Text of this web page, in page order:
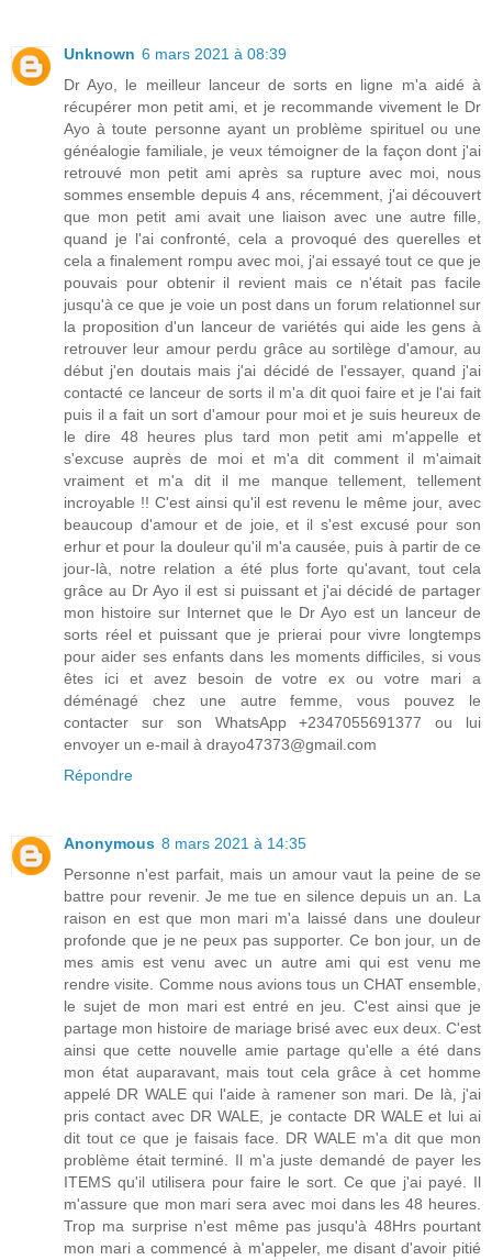
Unknown 6 mars 2021 à 08:39
Dr Ayo, le meilleur lanceur de sorts en ligne m'a aidé à
récupérer mon petit ami, et je recommande vivement le Dr
Ayo à toute personne ayant un problème spirituel ou une
généalogie familiale, je veux témoigner de la façon dont j'ai
retrouvé mon petit ami après sa rupture avec moi, nous
sommes ensemble depuis 4 ans, récemment, j'ai découvert
que mon petit ami avait une liaison avec une autre fille,
quand je l'ai confronté, cela a provoqué des querelles et
cela a finalement rompu avec moi, j'ai essayé tout ce que je
pouvais pour obtenir il revient mais ce n'était pas facile
jusqu'à ce que je voie un post dans un forum relationnel sur
la proposition d'un lanceur de variétés qui aide les gens à
retrouver leur amour perdu grâce au sortilège d'amour, au
début j'en doutais mais j'ai décidé de l'essayer, quand j'ai
contacté ce lanceur de sorts il m'a dit quoi faire et je l'ai fait
puis il a fait un sort d'amour pour moi et je suis heureux de
le dire 48 heures plus tard mon petit ami m'appelle et
s'excuse auprès de moi et m'a dit comment il m'aimait
vraiment et m'a dit il me manque tellement, tellement
incroyable !! C'est ainsi qu'il est revenu le même jour, avec
beaucoup d'amour et de joie, et il s'est excusé pour son
erhur et pour la douleur qu'il m'a causée, puis à partir de ce
jour-là, notre relation a été plus forte qu'avant, tout cela
grâce au Dr Ayo il est si puissant et j'ai décidé de partager
mon histoire sur Internet que le Dr Ayo est un lanceur de
sorts réel et puissant que je prierai pour vivre longtemps
pour aider ses enfants dans les moments difficiles, si vous
êtes ici et avez besoin de votre ex ou votre mari a
déménagé chez une autre femme, vous pouvez le
contacter sur son WhatsApp +2347055691377 ou lui
envoyer un e-mail à drayo47373@gmail.com
Répondre
Anonymous 8 mars 2021 à 14:35
Personne n'est parfait, mais un amour vaut la peine de se
battre pour revenir. Je me tue en silence depuis un an. La
raison en est que mon mari m'a laissé dans une douleur
profonde que je ne peux pas supporter. Ce bon jour, un de
mes amis est venu avec un autre ami qui est venu me
rendre visite. Comme nous avions tous un CHAT ensemble,
le sujet de mon mari est entré en jeu. C'est ainsi que je
partage mon histoire de mariage brisé avec eux deux. C'est
ainsi que cette nouvelle amie partage qu'elle a été dans
mon état auparavant, mais tout cela grâce à cet homme
appelé DR WALE qui l'aide à ramener son mari. De là, j'ai
pris contact avec DR WALE, je contacte DR WALE et lui ai
dit tout ce que je faisais face. DR WALE m'a dit que mon
problème était terminé. Il m'a juste demandé de payer les
ITEMS qu'il utilisera pour faire le sort. Ce que j'ai payé. Il
m'assure que mon mari sera avec moi dans les 48 heures.
Trop ma surprise n'est même pas jusqu'à 48Hrs pourtant
mon mari a commencé à m'appeler, me disant d'avoir pitié